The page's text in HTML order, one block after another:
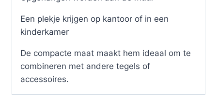
Een plekje krijgen op kantoor of in een
kinderkamer
De compacte maat maakt hem ideaal om te
combineren met andere tegels of
accessoires.